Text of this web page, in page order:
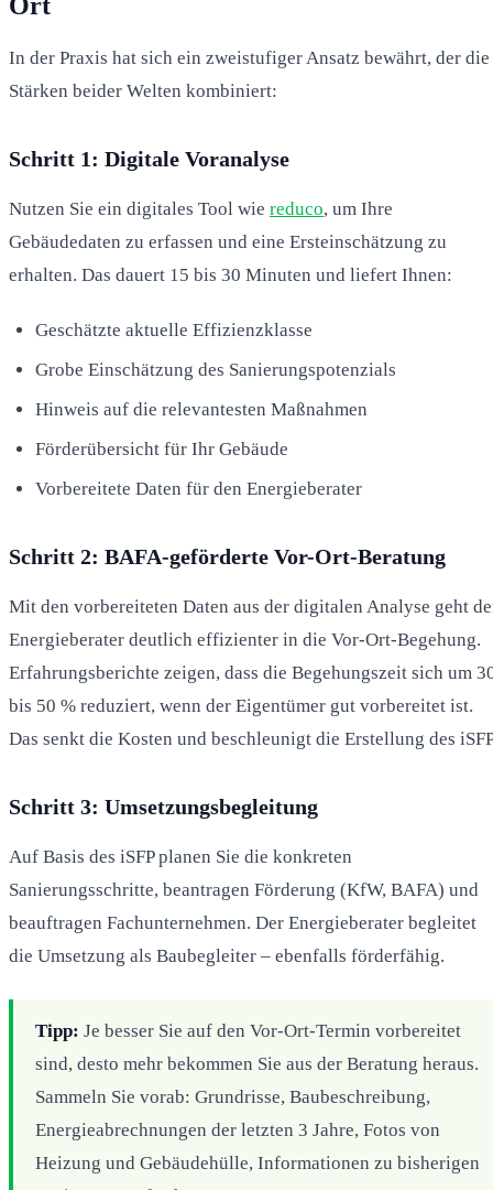
In der Praxis hat sich ein zweistufiger Ansatz bewährt, der die
Stärken beider Welten kombiniert:
Schritt 1: Digitale Voranalyse
Nutzen Sie ein digitales Tool wie reduco, um Ihre
Gebäudedaten zu erfassen und eine Ersteinschätzung zu
erhalten. Das dauert 15 bis 30 Minuten und liefert Ihnen:
Geschätzte aktuelle Effizienzklasse
Grobe Einschätzung des Sanierungspotenzials
Hinweis auf die relevantesten Maßnahmen
Förderübersicht für Ihr Gebäude
Vorbereitete Daten für den Energieberater
Schritt 2: BAFA-geförderte Vor-Ort-Beratung
Mit den vorbereiteten Daten aus der digitalen Analyse geht
Energieberater deutlich effizienter in die Vor-Ort-Begehung.
Erfahrungsberichte zeigen, dass die Begehungszeit sich um
bis 50 % reduziert, wenn der Eigentümer gut vorbereitet ist.
Das senkt die Kosten und beschleunigt die Erstellung des
Schritt 3: Umsetzungsbegleitung
Auf Basis des iSFP planen Sie die konkreten
Sanierungsschritte, beantragen Förderung (KfW, BAFA) und
beauftragen Fachunternehmen. Der Energieberater begleitet
die Umsetzung als Baubegleiter – ebenfalls förderfähig.
Tipp: Je besser Sie auf den Vor-Ort-Termin vorbereitet
sind, desto mehr bekommen Sie aus der Beratung heraus.
Sammeln Sie vorab: Grundrisse, Baubeschreibung,
Energieabrechnungen der letzten 3 Jahre, Fotos von
Heizung und Gebäudehülle, Informationen zu bisherigen